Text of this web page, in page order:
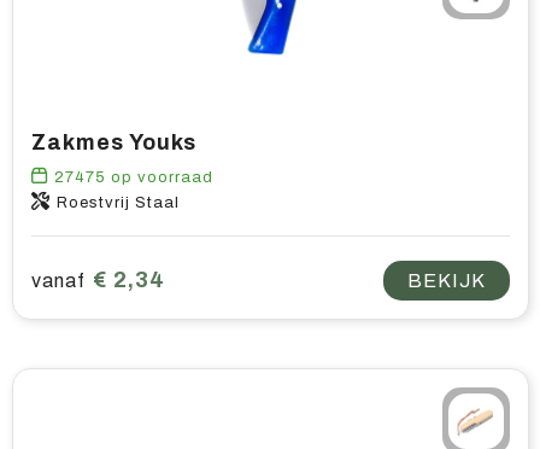
Zakmes Youks
27475 op voorraad
Roestvrij Staal
vanaf € 2,34 BEKIJK